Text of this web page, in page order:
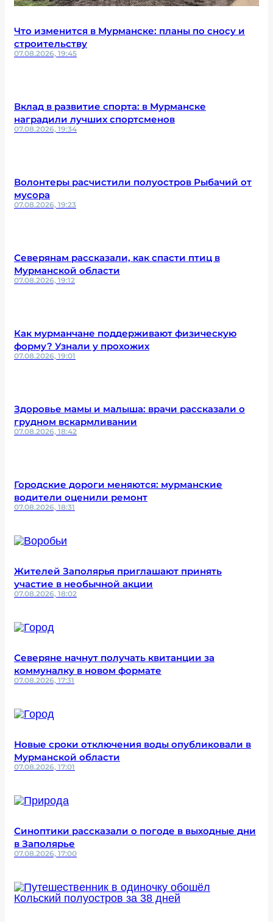
Что изменится в Мурманске: планы по сносу и
строительству
07.08.2026, 19:45
Вклад в развитие спорта: в Мурманске
наградили лучших спортсменов
07.08.2026, 19:34
Волонтеры расчистили полуостров Рыбачий от
мусора
07.08.2026, 19:23
Северянам рассказали, как спасти птиц в
Мурманской области
07.08.2026, 19:12
Как мурманчане поддерживают физическую
форму? Узнали у прохожих
07.08.2026, 19:01
Здоровье мамы и малыша: врачи рассказали о
грудном вскармливании
07.08.2026, 18:42
Городские дороги меняются: мурманские
водители оценили ремонт
07.08.2026, 18:31
Жителей Заполярья приглашают принять
участие в необычной акции
07.08.2026, 18:02
Северяне начнут получать квитанции за
коммуналку в новом формате
07.08.2026, 17:31
Новые сроки отключения воды опубликовали в
Мурманской области
07.08.2026, 17:01
Синоптики рассказали о погоде в выходные дни
в Заполярье
07.08.2026, 17:00